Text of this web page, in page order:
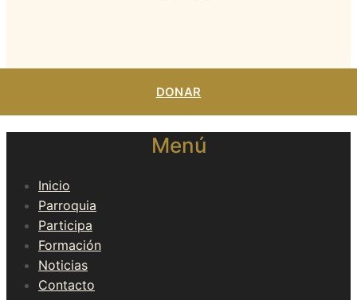
DONAR
Menú
Inicio
Parroquia
Participa
Formación
Noticias
Contacto